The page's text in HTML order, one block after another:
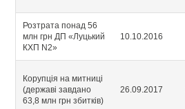
Розтрата понад 56
млн грн ДП «Луцький
КХП N2»
10.10.2016
Корупція на митниці
(державі завдано
63,8 млн грн збитків)
26.09.2017